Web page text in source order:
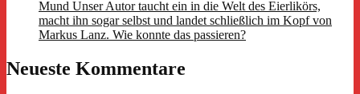
Mund Unser Autor taucht ein in die Welt des Eierlikörs,
macht ihn sogar selbst und landet schließlich im Kopf von
Markus Lanz. Wie konnte das passieren?
Neueste Kommentare